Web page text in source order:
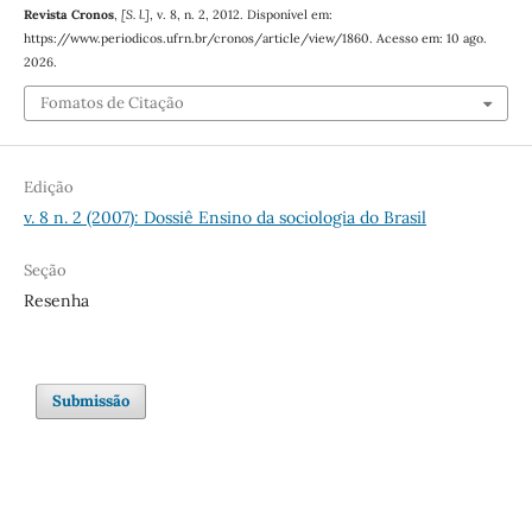
Revista Cronos, [S. l.], v. 8, n. 2, 2012. Disponível em:
https://www.periodicos.ufrn.br/cronos/article/view/1860. Acesso em: 10 ago.
2026.
Fomatos de Citação
Edição
v. 8 n. 2 (2007): Dossiê Ensino da sociologia do Brasil
Seção
Resenha
Submissão